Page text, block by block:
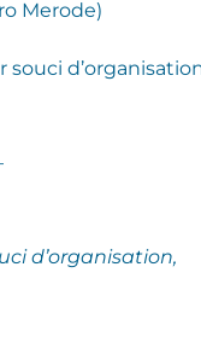
Merode)
d’organisation,